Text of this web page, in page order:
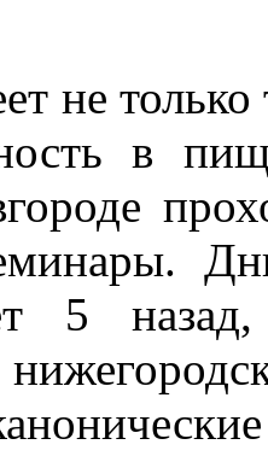
не
в
5